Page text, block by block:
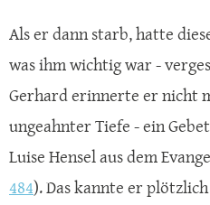
Als er dann starb, hatte
was ihm wichtig war -
Gerhard erinnerte er nicht
ungeahnter Tiefe - ein
Luise Hensel aus dem
484). Das kannte er